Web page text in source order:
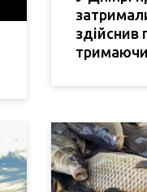
здійснив
тримаючи